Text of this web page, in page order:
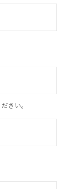
さい。